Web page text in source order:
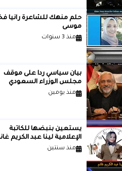
حلم منهك للشاعرة
موسى
منذ 3 سنوات
بيان سياسي رداً على موقف
مجلس الوزراء السعودي
منذ يومين
يستعين بنبضها للكاتبة
الإعلامية لينا عبد الكريم غانم
منذ سنتين